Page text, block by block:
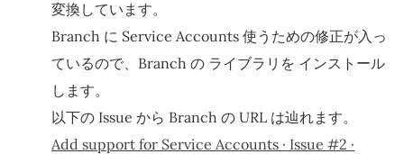
変換しています。
Branch に Service Accounts 使うための修正が入っ
ているので、Branch の ライブラリを インストール
します。
以下の Issue から Branch の URL は辿れます。
Add support for Service Accounts · Issue #2 ·